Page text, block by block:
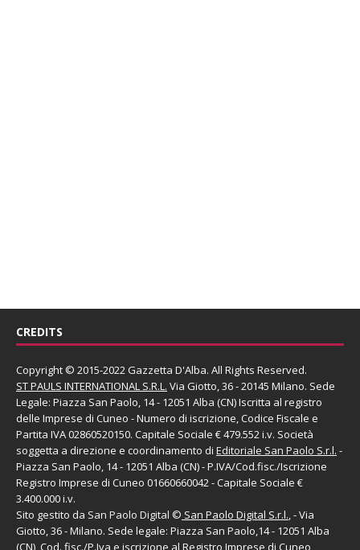
CREDITS
Copyright © 2015-2022 Gazzetta D'Alba. All Rights Reserved.
ST PAULS INTERNATIONAL S.R.L. Via Giotto, 36 - 20145 Milano. Sede
Legale: Piazza San Paolo, 14 - 12051 Alba (CN) Iscritta al registro
delle Imprese di Cuneo - Numero di iscrizione, Codice Fiscale e
Partita IVA 02860520150. Capitale Sociale € 479.552 i.v. Società
soggetta a direzione e coordinamento di Editoriale San Paolo S.r.l. -
Piazza San Paolo, 14 - 12051 Alba (CN) - P.IVA/Cod.fisc./Iscrizione
Registro Imprese di Cuneo 01660660042 - Capitale Sociale €
3.400.000 i.v.
Sito gestito da San Paolo Digital © San Paolo Digital S.r.l., - Via
Giotto, 36 - Milano. Sede legale: Piazza San Paolo,14 - 12051 Alba
(CN), Cod. fisc./P.Iva e iscrizione al Registro Imprese di Cuneo